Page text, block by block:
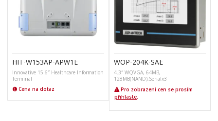
HIT-W153AP-APW1E
Innovative 15.6″ Healthcare Information
Terminal
Cena na dotaz
WOP-204K-SAE
4.3″ WQVGA, 64MB,
128MB(NAND),Serialx3
Pro zobrazení cen se prosím
přihlaste.